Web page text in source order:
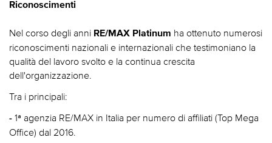
Riconoscimenti
Nel corso degli anni RE/MAX Platinum ha ottenuto numerosi
riconoscimenti nazionali e internazionali che testimoniano la
qualità del lavoro svolto e la continua crescita
dell'organizzazione.
Tra i principali:
- 1ª agenzia RE/MAX in Italia per numero di affiliati (Top Mega
Office) dal 2016.